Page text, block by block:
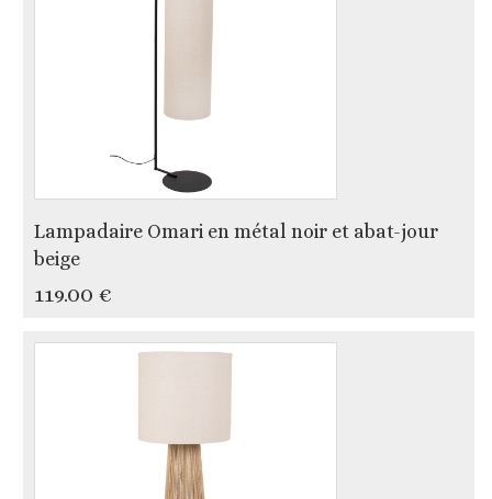
Lampadaire Omari en métal noir et abat-jour
beige
119.00 €